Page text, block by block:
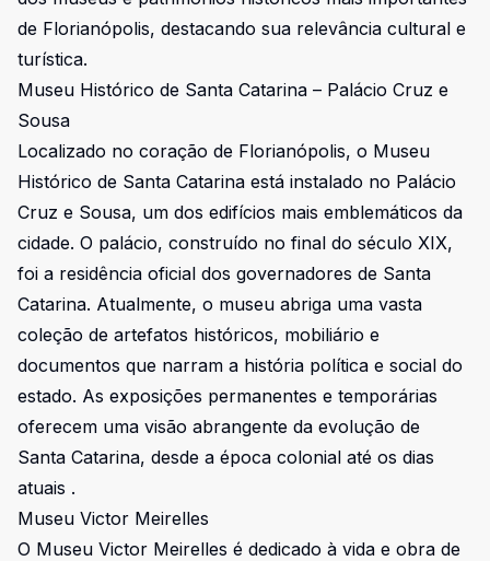
de Florianópolis, destacando sua relevância cultural e
turística.
Museu Histórico de Santa Catarina – Palácio Cruz e
Sousa
Localizado no coração de Florianópolis, o Museu
Histórico de Santa Catarina está instalado no Palácio
Cruz e Sousa, um dos edifícios mais emblemáticos da
cidade. O palácio, construído no final do século XIX,
foi a residência oficial dos governadores de Santa
Catarina. Atualmente, o museu abriga uma vasta
coleção de artefatos históricos, mobiliário e
documentos que narram a história política e social do
estado. As exposições permanentes e temporárias
oferecem uma visão abrangente da evolução de
Santa Catarina, desde a época colonial até os dias
atuais .
Museu Victor Meirelles
O Museu Victor Meirelles é dedicado à vida e obra de